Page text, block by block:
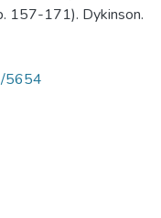
157-171). Dykinson.
5654